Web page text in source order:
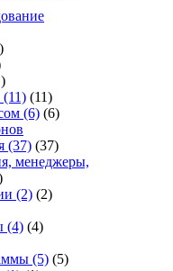
(11) (11)
(6) (6)
(37) (37)
менеджеры,
(2) (2)
(4) (4)
(5) (5)